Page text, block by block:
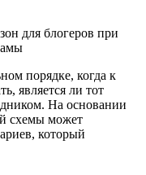
порядке, когда к
является ли тот
На основании
схемы может
который